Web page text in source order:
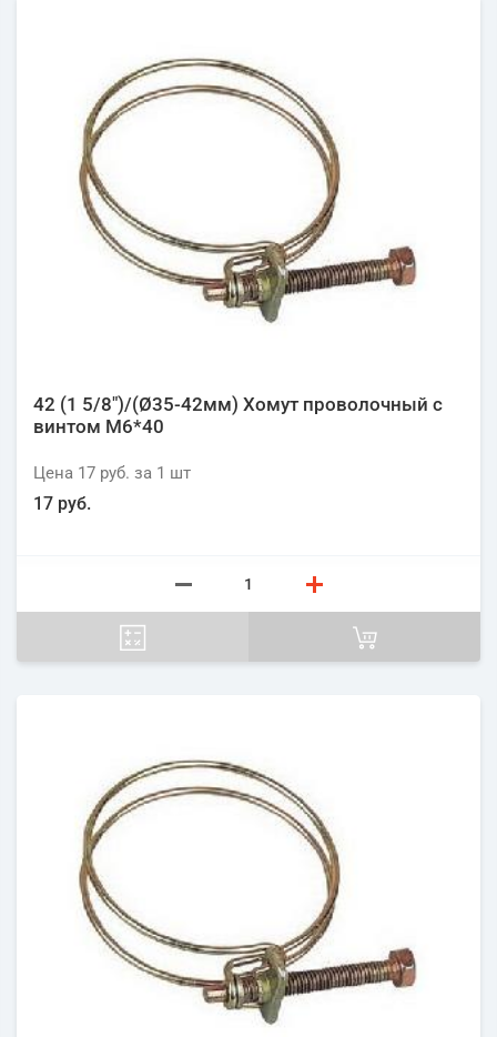
42 (1 5/8")/(Ø35-42мм) Хомут проволочный с
винтом М6*40
Цена 17 руб. за 1 шт
17 руб.